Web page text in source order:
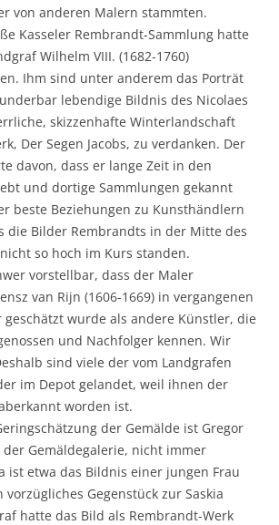
von anderen Malern stammten.
Kasseler Rembrandt-Sammlung hatte
Wilhelm VIII. (1682-1760)
Ihm sind unter anderem das Porträt
lebendige Bildnis des Nicolaes
skizzenhafte Winterlandschaft
Der Segen Jacobs, zu verdanken. Der
davon, dass er lange Zeit in den
und dortige Sammlungen gekannt
beste Beziehungen zu Kunsthändlern
die Bilder Rembrandts in der Mitte des
so hoch im Kurs standen.
vorstellbar, dass der Maler
van Rijn (1606-1669) in vergangenen
geschätzt wurde als andere Künstler, die
und Nachfolger kennen. Wir
sind viele der vom Landgrafen
im Depot gelandet, weil ihnen der
worden ist.
der Gemälde ist Gregor
Gemäldegalerie, nicht immer
ist etwa das Bildnis einer jungen Frau
vorzügliches Gegenstück zur Saskia
hatte das Bild als Rembrandt-Werk